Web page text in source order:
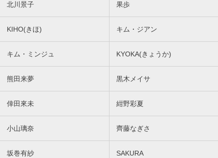
北川景子 果歩
KIHO(きほ) キム・ジアン
キム・ミンジュ KYOKA(きょうか)
熊田来夢 黒木メイサ
倖田來未 紺野彩夏
小山璃奈 齊藤なぎさ
坂巻有紗 SAKURA